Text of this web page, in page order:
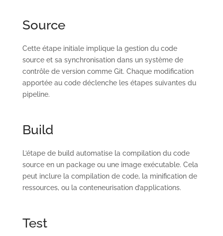
Source
Cette étape initiale implique la gestion du code
source et sa synchronisation dans un système de
contrôle de version comme Git. Chaque modification
apportée au code déclenche les étapes suivantes du
pipeline.
Build
L’étape de build automatise la compilation du code
source en un package ou une image exécutable. Cela
peut inclure la compilation de code, la minification de
ressources, ou la conteneurisation d’applications.
Test